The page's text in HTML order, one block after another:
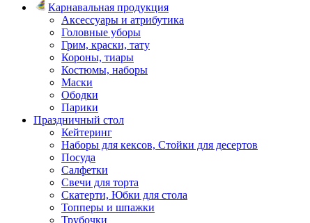
Карнавальная продукция
Аксессуары и атрибутика
Головные уборы
Грим, краски, тату
Короны, тиары
Костюмы, наборы
Маски
Ободки
Парики
Праздничный стол
Кейтеринг
Наборы для кексов, Стойки для десертов
Посуда
Салфетки
Свечи для торта
Скатерти, Юбки для стола
Топперы и шпажки
Трубочки